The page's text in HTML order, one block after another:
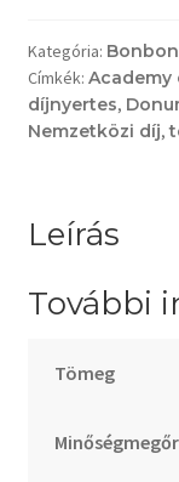
Kategória:
Címkék: Academy
díjnyertes,
Nemzetközi díj,
Leírás
További
Tömeg